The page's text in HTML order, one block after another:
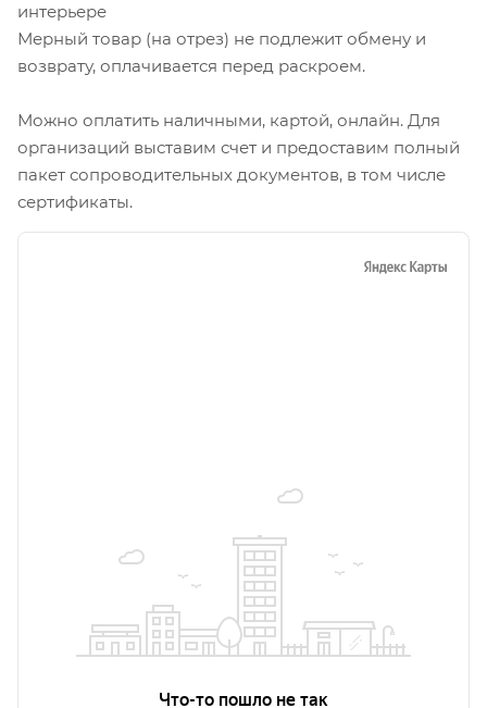
интерьере
Мерный товар (на отрез) не подлежит обмену и
возврату, оплачивается перед раскроем.
Можно оплатить наличными, картой, онлайн. Для
организаций выставим счет и предоставим полный
пакет сопроводительных документов, в том числе
сертификаты.